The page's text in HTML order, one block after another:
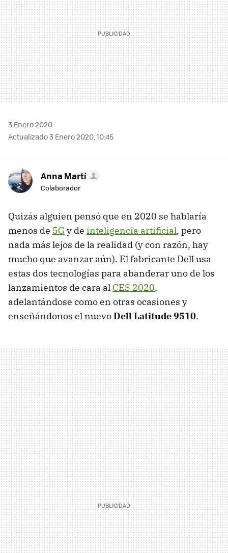
3 Enero 2020
Actualizado 3 Enero 2020, 10:45
Anna Martí
Colaborador
Quizás alguien pensó que en 2020 se hablaría
menos de 5Gy de inteligencia artificial, pero
nada más lejos de la realidad (y con razón, hay
mucho que avanzar aún). El fabricante Dell usa
estas dos tecnologías para abanderar uno de los
lanzamientos de cara al CES 2020,
adelantándose como en otras ocasiones y
enseñándonos el nuevoDell Latitude 9510.